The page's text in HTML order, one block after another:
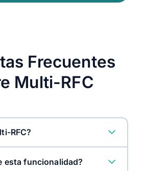
Frecuentes
Multi-RFC
RFC?
esta funcionalidad?